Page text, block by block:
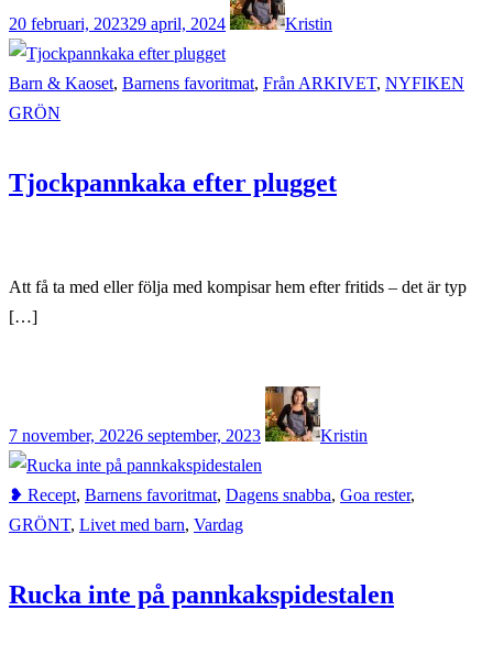
20 februari, 202329 april, 2024 Kristin
Barn & Kaoset, Barnens favoritmat, Från ARKIVET, NYFIKEN
GRÖN
Tjockpannkaka efter plugget
Att få ta med eller följa med kompisar hem efter fritids – det är typ
[…]
7 november, 20226 september, 2023 Kristin
❥ Recept, Barnens favoritmat, Dagens snabba, Goa rester,
GRÖNT, Livet med barn, Vardag
Rucka inte på pannkakspidestalen